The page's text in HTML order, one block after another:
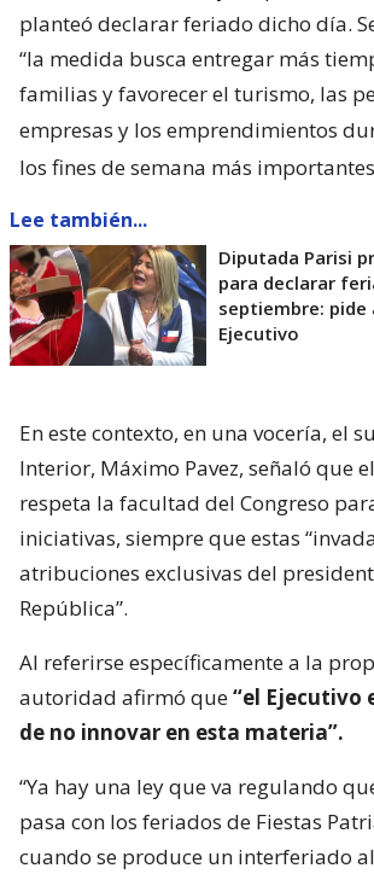
planteó declarar feriado dicho día.
“la medida busca entregar más
familias y favorecer el turismo, las
empresas y los emprendimientos
los fines de semana más
Lee también...
Diputada Parisi
para declarar
septiembre: pide
Ejecutivo
En este contexto, en una vocería, el
Interior, Máximo Pavez, señaló que
respeta la facultad del Congreso
iniciativas, siempre que estas
atribuciones exclusivas del
República”.
Al referirse específicamente a la
autoridad afirmó que“el Ejecutivo
de no innovar en esta materia”.
“Ya hay una ley que va regulando
pasa con los feriados de Fiestas
cuando se produce un interferiado